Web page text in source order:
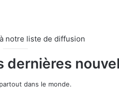
notre liste de diffusion
dernières
dans le monde.